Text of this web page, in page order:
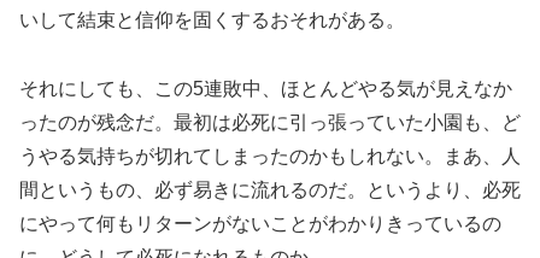
いして結束と信仰を固くするおそれがある。
それにしても、この5連敗中、ほとんどやる気が見えなか
ったのが残念だ。最初は必死に引っ張っていた小園も、ど
うやる気持ちが切れてしまったのかもしれない。まあ、人
間というもの、必ず易きに流れるのだ。というより、必死
にやって何もリターンがないことがわかりきっているの